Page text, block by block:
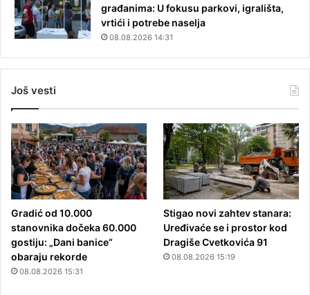
građanima: U fokusu parkovi, igrališta,
vrtići i potrebe naselja
08.08.2026 14:31
Još vesti
Gradić od 10.000
stanovnika dočeka 60.000
gostiju: „Dani banice“
obaraju rekorde
08.08.2026 15:31
Stigao novi zahtev stanara:
Uređivaće se i prostor kod
Dragiše Cvetkovića 91
08.08.2026 15:19